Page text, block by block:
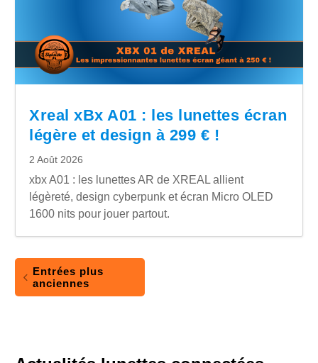
Xreal xBx A01 : les lunettes écran
légère et design à 299 € !
2 Août 2026
xbx A01 : les lunettes AR de XREAL allient
légèreté, design cyberpunk et écran Micro OLED
1600 nits pour jouer partout.
Entrées plus
anciennes